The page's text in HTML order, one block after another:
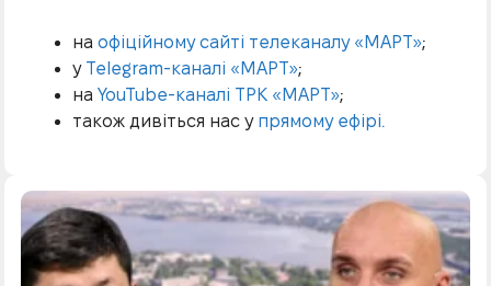
на офіційному сайті телеканалу «МАРТ»;
у Telegram-каналі «МАРТ»;
на YouTube-каналі ТРК «МАРТ»;
також дивіться нас у прямому ефірі.